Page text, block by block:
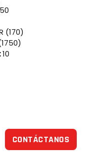
(170)
10
CONTÁCTANOS